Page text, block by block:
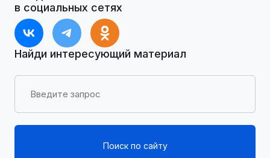
в социальных сетях
Найди интересующий материал
Поиск по сайту